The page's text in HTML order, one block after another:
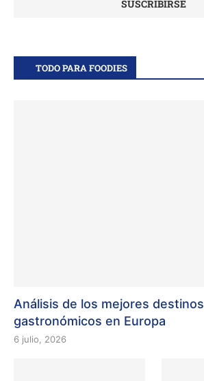
TODO PARA FOODIES
Análisis de los mejores destinos
gastronómicos en Europa
6 julio, 2026